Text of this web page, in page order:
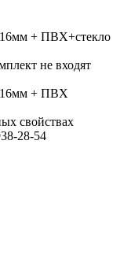
+ ПВХ+стекло
не входят
+ ПВХ
свойствах
28-54